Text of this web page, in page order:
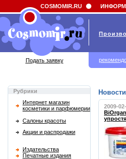
Field 'news_title' doesn't have a default value
Рубрики
Интернет магазин
косметики и парфюмерии
Салоны красоты
Акции и распродажи
Издательства
Печатные издания
2009-
COSMOMIR.RU
Подать заявку